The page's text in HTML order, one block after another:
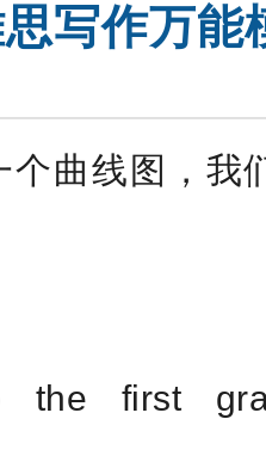
写作万能
个曲线图，我
the first
SAT强化班